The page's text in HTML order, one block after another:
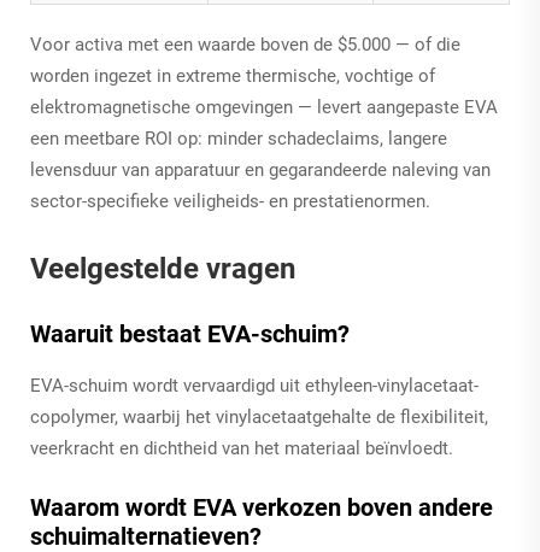
Voor activa met een waarde boven de $5.000 — of die
worden ingezet in extreme thermische, vochtige of
elektromagnetische omgevingen — levert aangepaste EVA
een meetbare ROI op: minder schadeclaims, langere
levensduur van apparatuur en gegarandeerde naleving van
sector-specifieke veiligheids- en prestatienormen.
Veelgestelde vragen
Waaruit bestaat EVA-schuim?
EVA-schuim wordt vervaardigd uit ethyleen-vinylacetaat-
copolymer, waarbij het vinylacetaatgehalte de flexibiliteit,
veerkracht en dichtheid van het materiaal beïnvloedt.
Waarom wordt EVA verkozen boven andere
schuimalternatieven?